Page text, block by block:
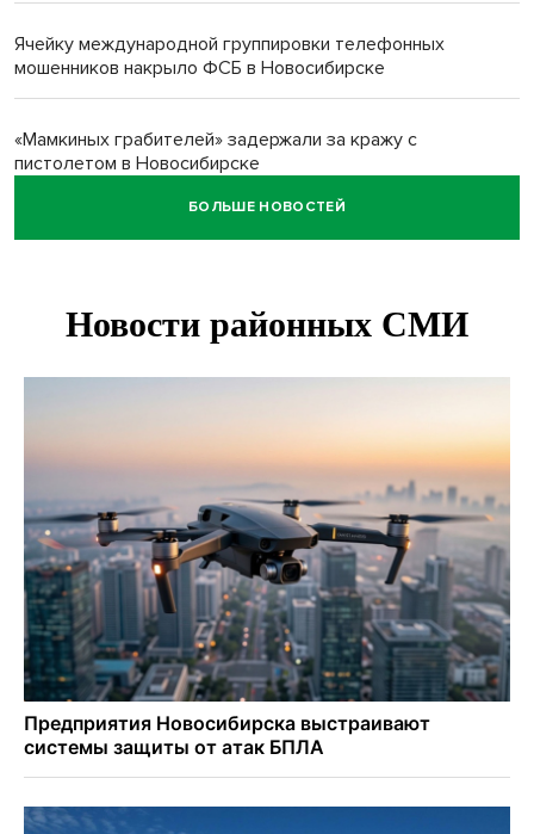
Ячейку международной группировки телефонных
мошенников накрыло ФСБ в Новосибирске
«Мамкиных грабителей» задержали за кражу с
пистолетом в Новосибирске
Царь-томат из Новосибирска побил рекорд России по
В Новосибирской области начинается второй пик
Движение на три месяца ограничат на трассе
«Новосибирск - Ленинск-Кузнецкий»
БОЛЬШЕ НОВОСТЕЙ